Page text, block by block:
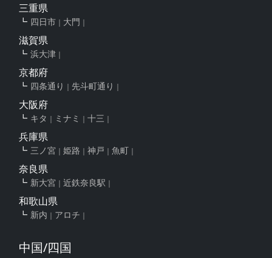
三重県
四日市 大門
滋賀県
浜大津
京都府
四条通り 先斗町通り
大阪府
キタ ミナミ 十三
兵庫県
三ノ宮 姫路 神戸 魚町
奈良県
新大宮 近鉄奈良駅
和歌山県
新内 アロチ
中国/四国